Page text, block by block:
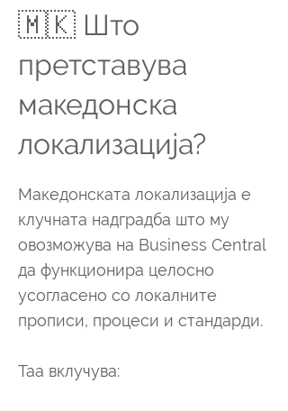
🇲🇰 Што
претставува
македонска
локализација?
Македонската локализација е
клучната надградба што му
овозможува на Business Central
да функционира целосно
усогласено со локалните
прописи, процеси и стандарди.
Таа вклучува: